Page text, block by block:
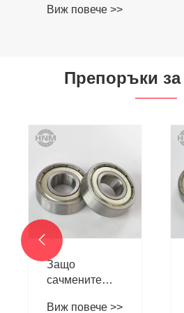
Препоръки
Как лагерите с
тънък профил
могат да
подобрят
ефективността
във вашето
аерокосмическо
или
приложение
Виж повече >>
